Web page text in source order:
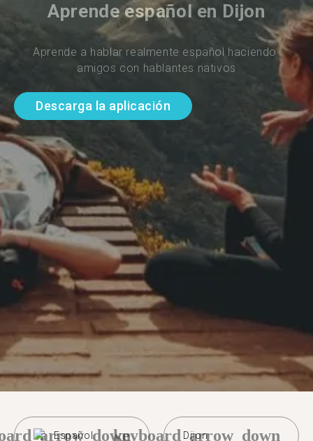
Aprende español en Dijon
Aprende a hablar realmente español haciendo
amigos con hablantes nativos
Descarga la aplicación
Español Dijon
keyboard_arrow_down